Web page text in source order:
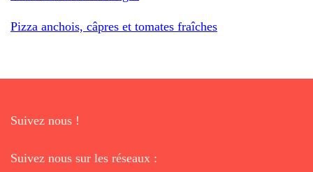
Pizza anchois, câpres et tomates fraîches
Suivez nous !
Suivez nous sur les réseaux :